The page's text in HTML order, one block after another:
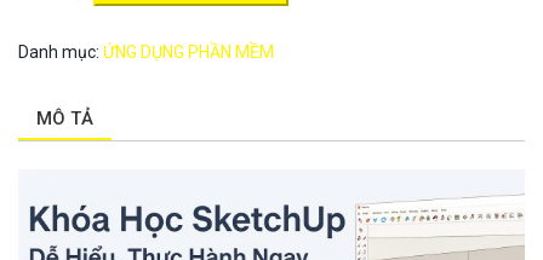
Danh mục: ỨNG DỤNG PHẦN MỀM
MÔ TẢ